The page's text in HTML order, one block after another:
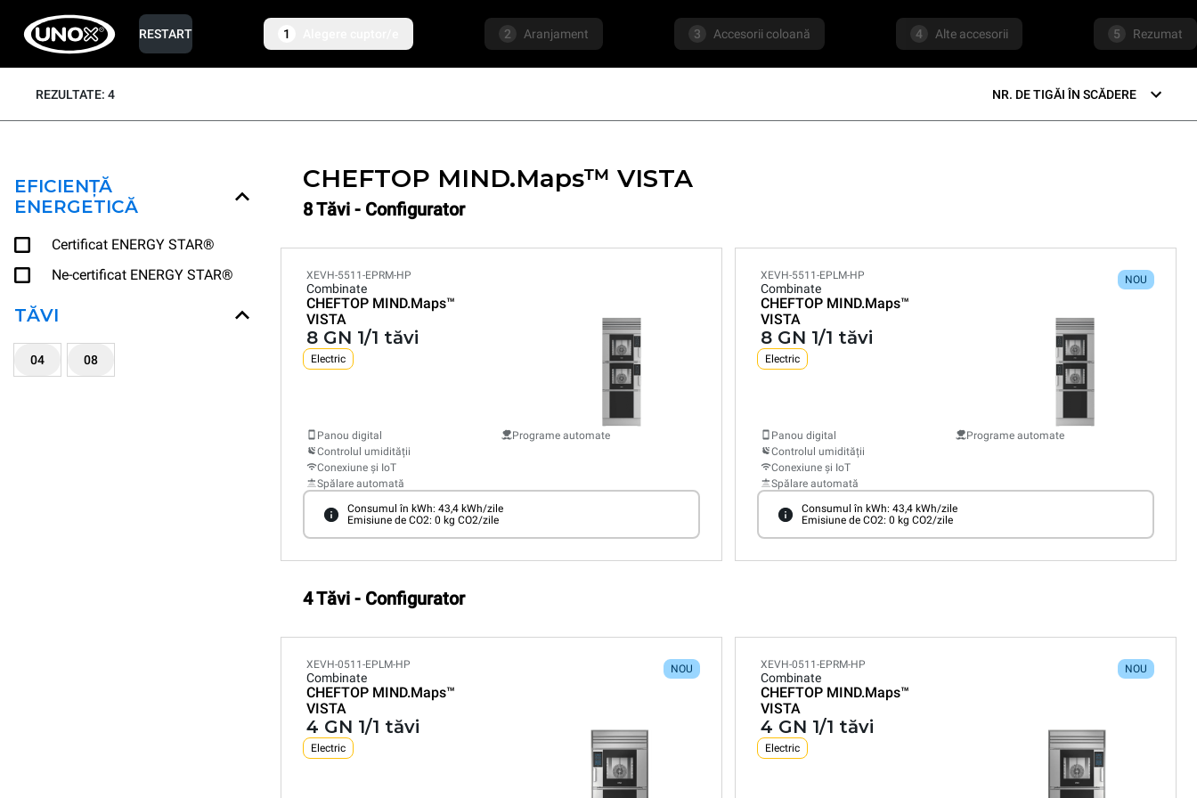
RESTART 1 2 Aranjament 3 Accesorii coloană 4 Alte accesorii 5 Rezumat
REZULTATE: 4 NR. DE TIGĂI ÎN SCĂDERE
EFICIENȚĂ
ENERGETICĂ
Certificat ENERGY STAR®
Ne-certificat ENERGY STAR®
TĂVI
04 08
CHEFTOP MIND.Maps™ VISTA
8 Tăvi - Configurator
XEVH-5511-EPRM-HP
Combinate
CHEFTOP MIND.Maps™
VISTA
8 GN 1/1 tăvi
Electric
Panou digital
Controlul umidității
Conexiune și IoT
Spălare automată
Programe automate
Consumul în kWh: 43,4 kWh/zile
Emisiune de CO2: 0 kg CO2/zile
NOU
XEVH-5511-EPLM-HP
Combinate
CHEFTOP MIND.Maps™
VISTA
8 GN 1/1 tăvi
Electric
Panou digital
Controlul umidității
Conexiune și IoT
Spălare automată
Programe automate
Consumul în kWh: 43,4 kWh/zile
Emisiune de CO2: 0 kg CO2/zile
4 Tăvi - Configurator
NOU
XEVH-0511-EPLM-HP
Combinate
CHEFTOP MIND.Maps™
VISTA
4 GN 1/1 tăvi
Electric
NOU
XEVH-0511-EPRM-HP
Combinate
CHEFTOP MIND.Maps™
VISTA
4 GN 1/1 tăvi
Electric